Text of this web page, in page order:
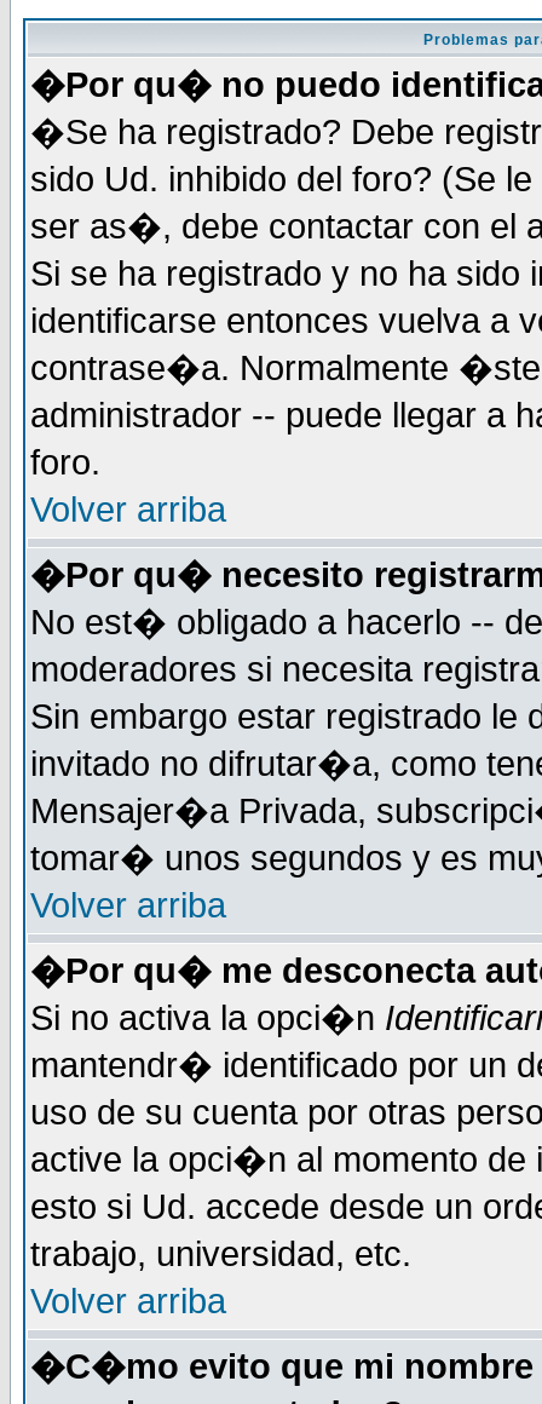
Problemas
�Por qu� no puedo
�Se ha registrado? Debe
sido Ud. inhibido del foro? (Se
ser as�, debe contactar con el
Si se ha registrado y no ha
identificarse entonces vuelva a
contrase�a. Normalmente
administrador -- puede llegar a
foro.
Volver arriba
�Por qu� necesito
No est� obligado a hacerlo --
moderadores si necesita
Sin embargo estar registrado le
invitado no difrutar�a, como
Mensajer�a Privada,
tomar� unos segundos y es
Volver arriba
�Por qu� me desconecta
Si no activa la opci�n
mantendr� identificado por un
uso de su cuenta por otras
active la opci�n al momento de
esto si Ud. accede desde un
trabajo, universidad, etc.
Volver arriba
�C�mo evito que mi nombre